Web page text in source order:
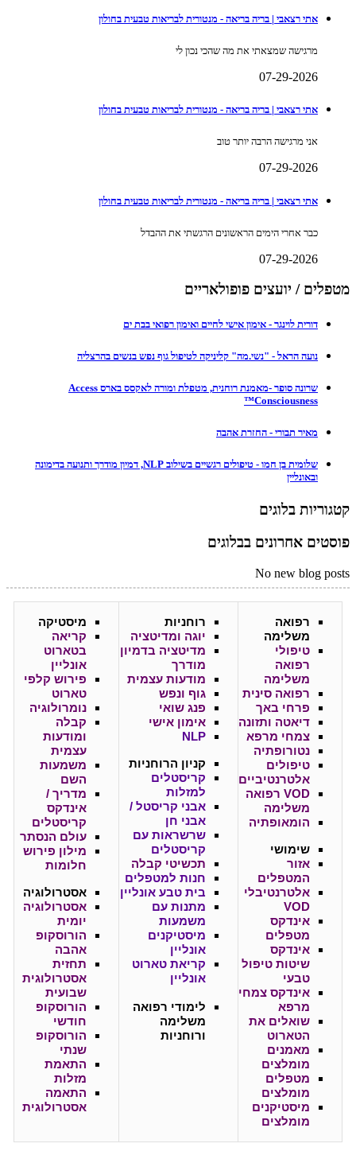
אתי רצאבי | בריה בריאה - מנטורית לבריאות טבעית בחולון
מרגישה שמצאתי את מה שהכי נכון לי
07-29-2026
אתי רצאבי | בריה בריאה - מנטורית לבריאות טבעית בחולון
אני מרגישה הרבה יותר טוב
07-29-2026
אתי רצאבי | בריה בריאה - מנטורית לבריאות טבעית בחולון
כבר אחרי הימים הראשונים הרגשתי את ההבדל
07-29-2026
מטפלים / יועצים פופולאריים
דורית לוינגר - אימון אישי לחיים ואימון רפואי בבת ים
נועה הראל - "נשי.מה" קליניקה לטיפול גוף נפש בנשים בהרצליה
שרונה סופר -מאמנת רוחנית, מטפלת ומורה לאקסס בארס Access
Consciousness™
מאיר תבורי - החזרת אהבה
שלומית בן חמו - טיפולים רגשיים בשילוב NLP, דמיון מודרך ותנועה בדימונה
ובאונליין
קטגוריות בלוגים
פוסטים אחרונים בבלוגים
No new blog posts
רפואה
משלימה
טיפולי
רפואה
משלימה
רפואה סינית
פרחי באך
דיאטה ותזונה
צמחי מרפא
נטורופתיה
טיפולים
אלטרנטיביים
VOD רפואה
משלימה
הומאופתיה
שימושי
אזור
המטפלים
אלטרנטיבלי
VOD
אינדקס
מטפלים
אינדקס
שיטות טיפול
טבעי
אינדקס צמחי
מרפא
שואלים את
הטארוט
מאמנים
מומלצים
מטפלים
מומלצים
מיסטיקנים
מומלצים
רוחניות
יוגה ומדיטציה
מדיטציה בדמיון
מודרך
מודעות עצמית
גוף ונפש
פנג שואי
אימון אישי
NLP
קניון הרוחניות
קריסטלים
למזלות
אבני קריסטל /
אבני חן
שרשראות עם
קריסטלים
תכשיטי קבלה
חנות למטפלים
בית טבע אונליין
מתנות עם
משמעות
מיסטיקנים
אונליין
קריאת טארוט
אונליין
לימודי רפואה
משלימה
ורוחניות
מיסטיקה
קריאה
בטארוט
אונליין
פירוש קלפי
טארוט
נומרולוגיה
קבלה
ומודעות
עצמית
משמעות
השם
מדריך /
אינדקס
קריסטלים
עולם הנסתר
מילון פירוש
חלומות
אסטרולוגיה
אסטרולוגיה
יומית
הורוסקופ
אהבה
תחזית
אסטרולוגית
שבועית
הורוסקופ
חודשי
הורוסקופ
שנתי
התאמת
מזלות
התאמה
אסטרולוגית